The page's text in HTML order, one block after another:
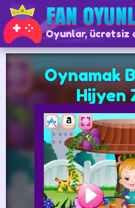
Oynamak
Hijyen